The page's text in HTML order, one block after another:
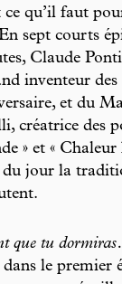
qu’il faut
sept courts
Claude
inventeur des
et du
créatrice des
» et « Chaleur
jour la
que tu
le premier